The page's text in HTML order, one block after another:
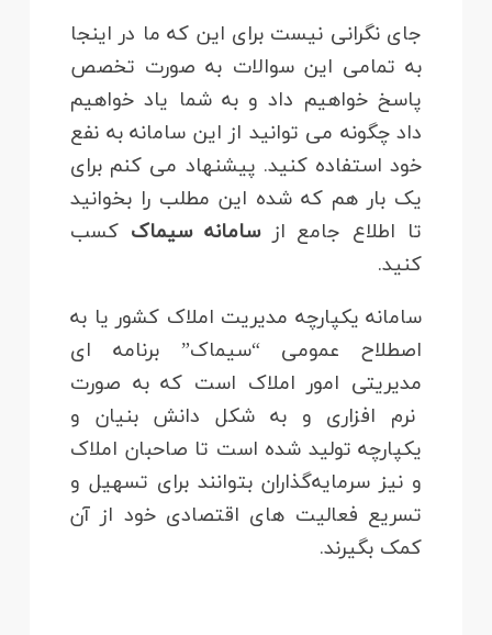
جای نگرانی نیست برای این که ما در اینجا
به تمامی این سوالات به صورت تخصص
پاسخ خواهیم داد و به شما یاد خواهیم
داد چگونه می توانید از این سامانه به نفع
خود استفاده کنید. پیشنهاد می کنم برای
یک بار هم که شده این مطلب را بخوانید
تا اطلاع جامع ازسامانه سیماک کسب
کنید.
سامانه یکپارچه مدیریت املاک کشور یا به
اصطلاح عمومی “سیماک” برنامه ای
مدیریتی امور املاک است که به صورت
نرم افزاری و به شکل دانش‌ بنیان و
یکپارچه تولید شده است تا صاحبان املاک
و نیز سرمایه‌گذاران بتوانند برای تسهیل و
تسریع فعالیت های اقتصادی خود از آن
کمک بگیرند.